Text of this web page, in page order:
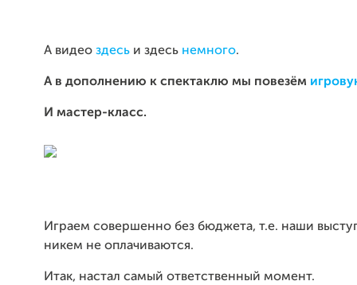
А видео здесь и здесь немного.
А в дополнению к спектаклю мы повезём
И мастер-класс.
Играем совершенно без бюджета, т.е. наши
никем не оплачиваются.
Итак, настал самый ответственный момент.